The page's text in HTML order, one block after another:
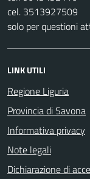
cel. 3513927509
solo per questioni
LINK UTILI
Regione Liguria
Provincia di Savona
Informativa privacy
Note legali
Dichiarazione di